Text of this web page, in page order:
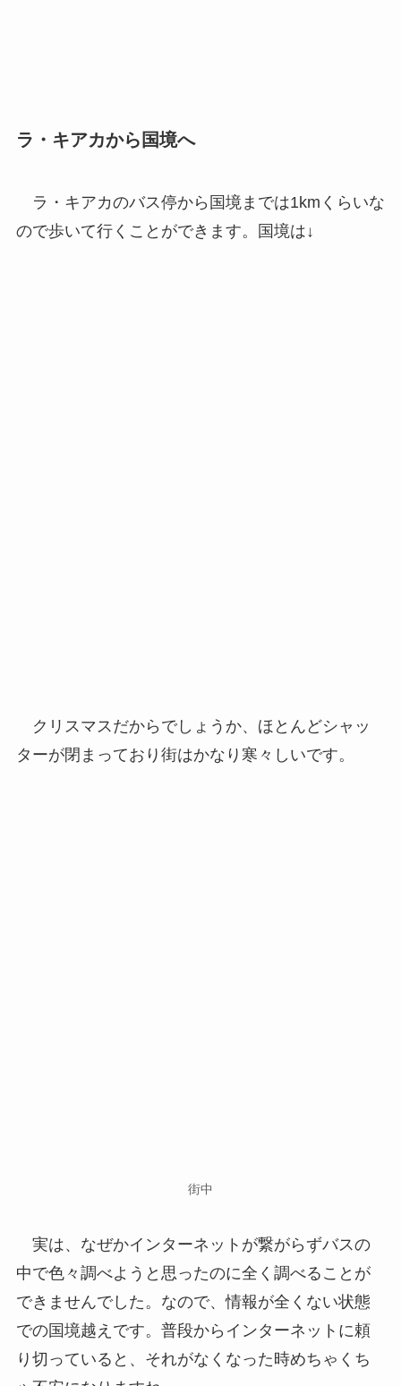
ラ・キアカから国境へ
ラ・キアカのバス停から国境までは1kmくらいな
ので歩いて行くことができます。国境は↓
クリスマスだからでしょうか、ほとんどシャッ
ターが閉まっており街はかなり寒々しいです。
街中
実は、なぜかインターネットが繋がらずバスの
中で色々調べようと思ったのに全く調べることが
できませんでした。なので、情報が全くない状態
での国境越えです。普段からインターネットに頼
り切っていると、それがなくなった時めちゃくち